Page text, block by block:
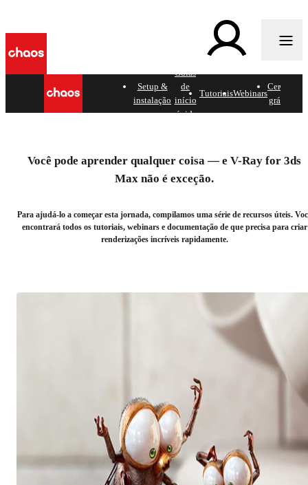
Max.
Sua coleção de recursos oficiais de aprendizagem.
Setup &
instalação
Guias
de
início
rápido
TutoriaisWebinars
Cenas
grátis
Você pode aprender qualquer coisa — e V-Ray for 3ds
Max não é exceção.
Para ajudá-lo a começar esta jornada, compilamos uma série de recursos úteis.
encontrará todos os tutoriais, webinars e documentação de que precisa para criar
renderizações incríveis rapidamente.